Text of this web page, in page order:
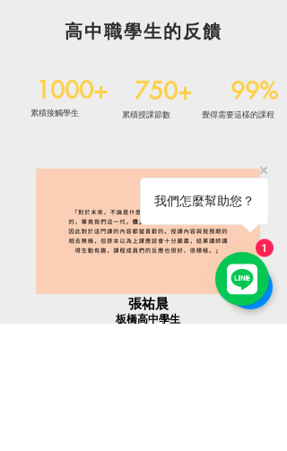
高中職學生的反饋
1000+
累積接觸學生
750+
累積授課節數
99%
覺得需要這樣的課程
張祐晨
板橋高中學生
我們怎麼幫助您？
1